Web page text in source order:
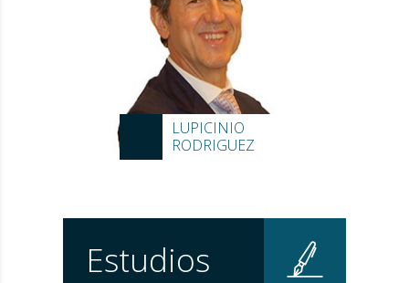
LUPICINIO
RODRIGUEZ
Estudios